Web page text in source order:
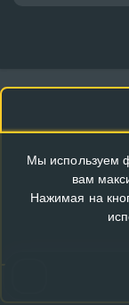
Мы используем
вам
Нажимая на